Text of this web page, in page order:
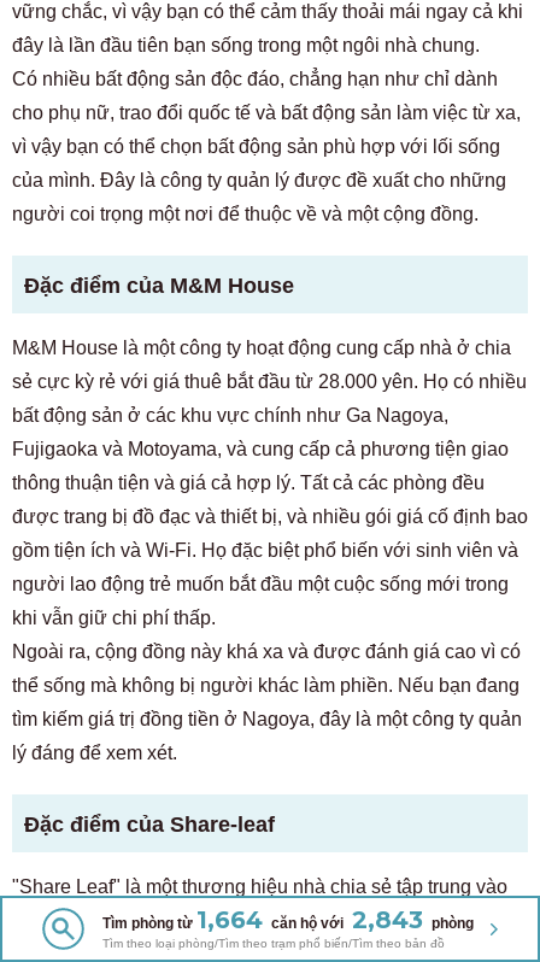
vững chắc, vì vậy bạn có thể cảm thấy thoải mái ngay cả khi
đây là lần đầu tiên bạn sống trong một ngôi nhà chung.
Có nhiều bất động sản độc đáo, chẳng hạn như chỉ dành
cho phụ nữ, trao đổi quốc tế và bất động sản làm việc từ xa,
vì vậy bạn có thể chọn bất động sản phù hợp với lối sống
của mình. Đây là công ty quản lý được đề xuất cho những
người coi trọng một nơi để thuộc về và một cộng đồng.
Đặc điểm của M&M House
M&M House là một công ty hoạt động cung cấp nhà ở chia
sẻ cực kỳ rẻ với giá thuê bắt đầu từ 28.000 yên. Họ có nhiều
bất động sản ở các khu vực chính như Ga Nagoya,
Fujigaoka và Motoyama, và cung cấp cả phương tiện giao
thông thuận tiện và giá cả hợp lý. Tất cả các phòng đều
được trang bị đồ đạc và thiết bị, và nhiều gói giá cố định bao
gồm tiện ích và Wi-Fi. Họ đặc biệt phổ biến với sinh viên và
người lao động trẻ muốn bắt đầu một cuộc sống mới trong
khi vẫn giữ chi phí thấp.
Ngoài ra, cộng đồng này khá xa và được đánh giá cao vì có
thể sống mà không bị người khác làm phiền. Nếu bạn đang
tìm kiếm giá trị đồng tiền ở Nagoya, đây là một công ty quản
lý đáng để xem xét.
Đặc điểm của Share-leaf
"Share Leaf" là một thương hiệu nhà chia sẻ tập trung vào
thiết kế và sự thoải mái, có trụ sở tại Nagoya, nhưng cũng
hoạt động tại Ichinomiya và Okazaki. Họ cung cấp nhiều loại
Tìm phòng từ 1,664 căn hộ với 2,843 phòng
Tìm theo loại phòng/Tìm theo trạm phổ biến/Tìm theo bản đồ